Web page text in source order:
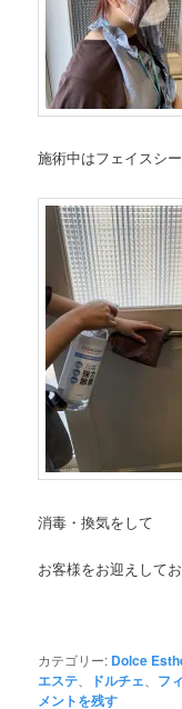
施術中はフェイスシー
消毒・換気をして
お客様をお迎えして
カテゴリー: Dolce
エステ ドルチェ フ
メントを残す